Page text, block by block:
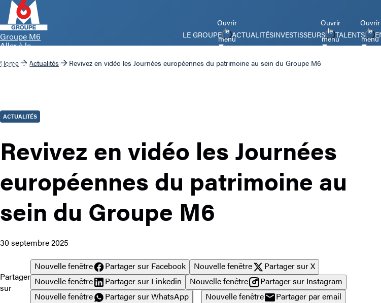
Groupe M6
Aller à la
d’accueil
LE GROUPE
Ouvrir
le
menuACTUALITÉSINVESTISSEURS
Ouvrir
le
menuTALENTS
Ouvrir
le
menu
Home Actualités Revivez en vidéo les Journées européennes du patrimoine au sein du Groupe M6
ACTUALITÉS
Revivez en vidéo les Journées
européennes du patrimoine au
sein du Groupe M6
30 septembre 2025
Partager
sur
Nouvelle fenêtre Partager sur Facebook Nouvelle fenêtre
Partager sur X
Nouvelle fenêtre
Partager sur Linkedin Nouvelle fenêtre
Partager sur Instagram
Nouvelle fenêtre
Partager sur WhatsApp Nouvelle fenêtre Partager par email